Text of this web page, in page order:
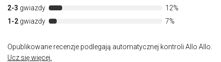
2-3 gwiazdy
12%
1-2 gwiazdy 7%
Opublikowane recenzje podlegają automatycznej kontroli Allo Allo.
Ucz się więcej.